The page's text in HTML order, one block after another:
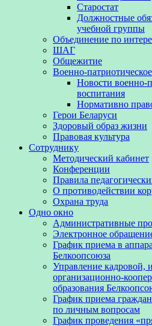
Старостат
Должностные
учебной группы
Объединение по
ШАГ
Общежитие
Военно-
Новости военно-
воспитания
Нормативно
Герои Беларуси
Здоровый образ жизни
Правовая культура
Сотруднику
Методический кабинет
Конференции
Правила
О противодействии
Охрана труда
Одно окно
Административные
Электронное
График приема в
Белкоопсоюза
Управление кадровой,
организационно-
образования
График приема
по личным вопросам
График проведения